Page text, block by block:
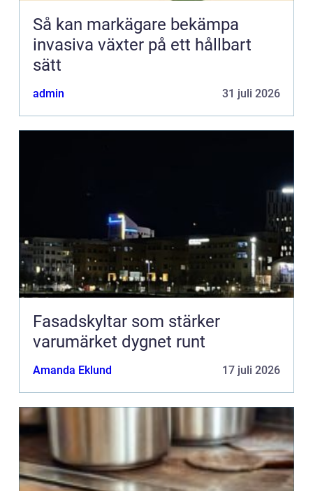
Så kan markägare bekämpa
invasiva växter på ett hållbart
sätt
admin 31 juli 2026
Fasadskyltar som stärker
varumärket dygnet runt
Amanda Eklund 17 juli 2026